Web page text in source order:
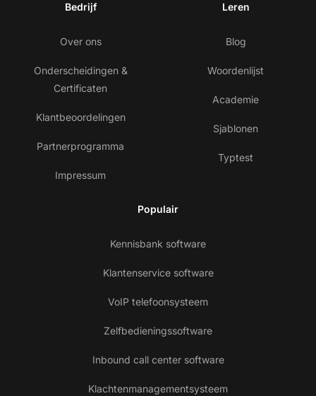
Bedrijf
Over ons
Onderscheidingen &
Certificaten
Klantbeoordelingen
Partnerprogramma
Impressum
Leren
Blog
Woordenlijst
Academie
Sjablonen
Typtest
Populair
Kennisbank software
Klantenservice software
VoIP telefoonsysteem
Zelfbedieningssoftware
Inbound call center software
Klachtenmanagementsysteem